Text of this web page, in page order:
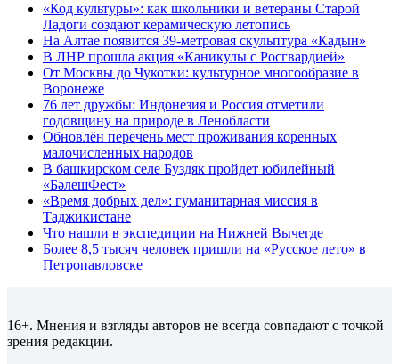
«Код культуры»: как школьники и ветераны Старой
Ладоги создают керамическую летопись
На Алтае появится 39-метровая скульптура «Кадын»
В ЛНР прошла акция «Каникулы с Росгвардией»
От Москвы до Чукотки: культурное многообразие в
Воронеже
76 лет дружбы: Индонезия и Россия отметили
годовщину на природе в Ленобласти
Обновлён перечень мест проживания коренных
малочисленных народов
В башкирском селе Буздяк пройдет юбилейный
«БәлешФест»
«Время добрых дел»: гуманитарная миссия в
Таджикистане
Что нашли в экспедиции на Нижней Вычегде
Более 8,5 тысяч человек пришли на «Русское лето» в
Петропавловске
16+. Мнения и взгляды авторов не всегда совпадают с точкой
зрения редакции.